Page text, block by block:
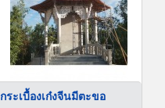
กระเบื้องเก๋งจีนมีตะขอ